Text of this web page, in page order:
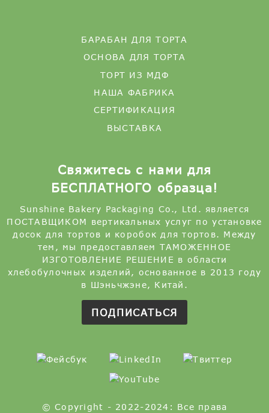
БАРАБАН ДЛЯ ТОРТА
ОСНОВА ДЛЯ ТОРТА
ТОРТ ИЗ МДФ
НАША ФАБРИКА
СЕРТИФИКАЦИЯ
ВЫСТАВКА
Свяжитесь с нами для
БЕСПЛАТНОГО образца!
Sunshine Bakery Packaging Co., Ltd. является
ПОСТАВЩИКОМ вертикальных услуг по установке
досок для тортов и коробок для тортов. Между
тем, мы предоставляем ТАМОЖЕННОЕ
ИЗГОТОВЛЕНИЕ РЕШЕНИЕ в области
хлебобулочных изделий, основанное в 2013 году
в Шэньчжэне, Китай.
ПОДПИСАТЬСЯ
© Copyright - 2022-2024: Все права